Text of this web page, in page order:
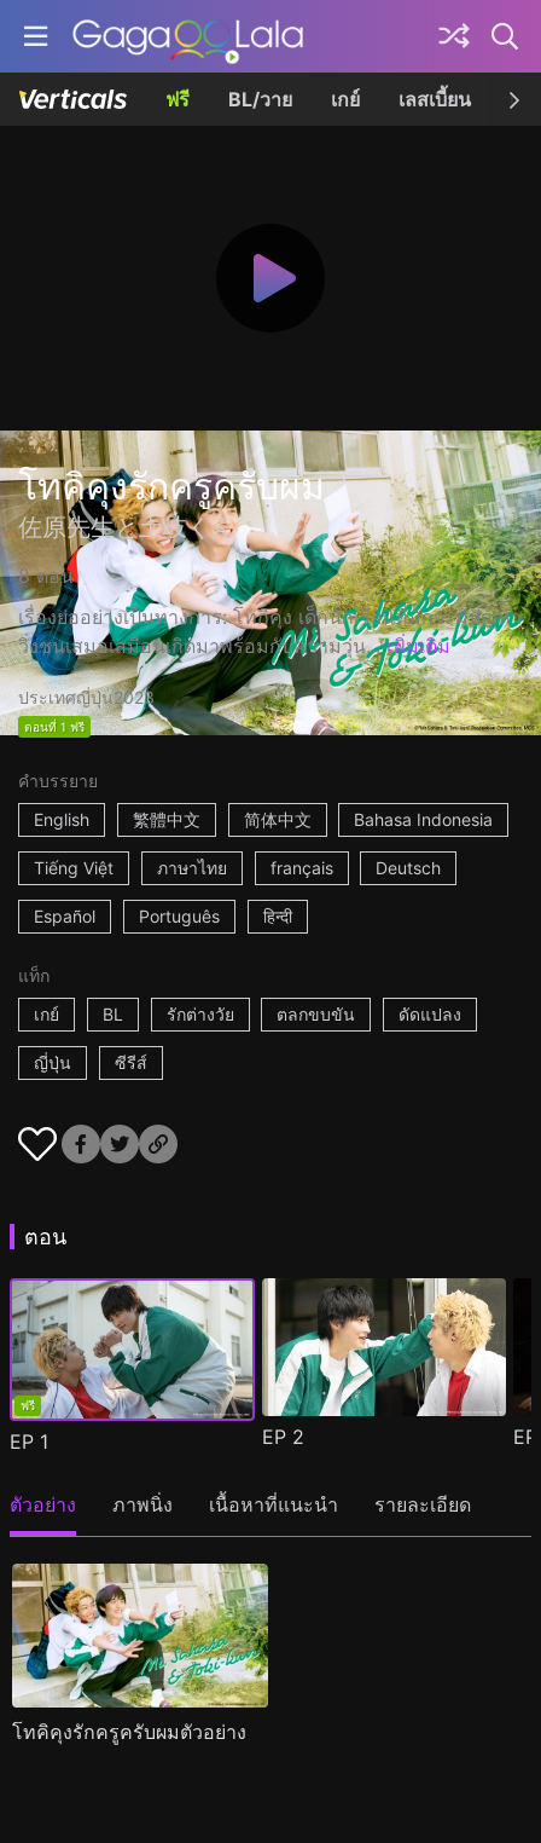
ฟรี BL/วาย เกย์ เลสเบี้ยน เค
โทคิคุงรักครูครับผม
佐原先生と土岐くん
8 ตอน
เรื่องย่ออย่างเป็นทางการ: โทกิคุง เด็กนักเรียนที่มักจะมีปัญหา
วิ่งชนเสมอเสมือนเกิดมาพร้อมกับความวุ่น... เพิ่มเติม
ประเทศญี่ปุ่น2023
ตอนที่ 1 ฟรี
คำบรรยาย
English
繁體中文 简体中文 Bahasa Indonesia
Tiếng Việt ภาษาไทย français Deutsch
Español Português हिन्दी
แท็ก
เกย์
BL รักต่างวัย ตลกขบขัน ดัดแปลง
ญี่ปุ่น ซีรีส์
ตอน
ฟรี
EP 1 EP 2
ตัวอย่าง ภาพนิ่ง เนื้อหาที่แนะนำ รายละเอียด
โทคิคุงรักครูครับผมตัวอย่าง